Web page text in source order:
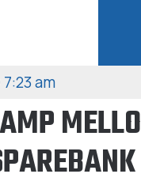
7:23 am